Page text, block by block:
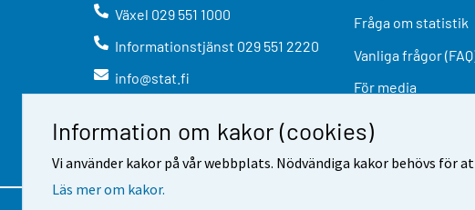
Information om kakor (cookies)
Vi använder kakor på vår webbplats. Nödvändiga kakor behövs
Läs mer om kakor.
Växel 029 551 1000
Informationstjänst 029 551 2220
info@stat.fi
Fråga om statistik
Vanliga frågor
För media